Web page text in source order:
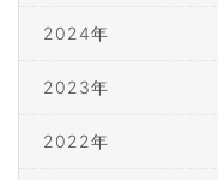
2024年
2023年
2022年